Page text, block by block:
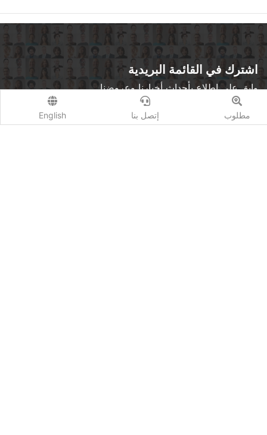
اشترك في القائمة البريدية
وابق على اطلاع بأحداث أخبارنا وعروضنا
مطلوب إتصل بنا English